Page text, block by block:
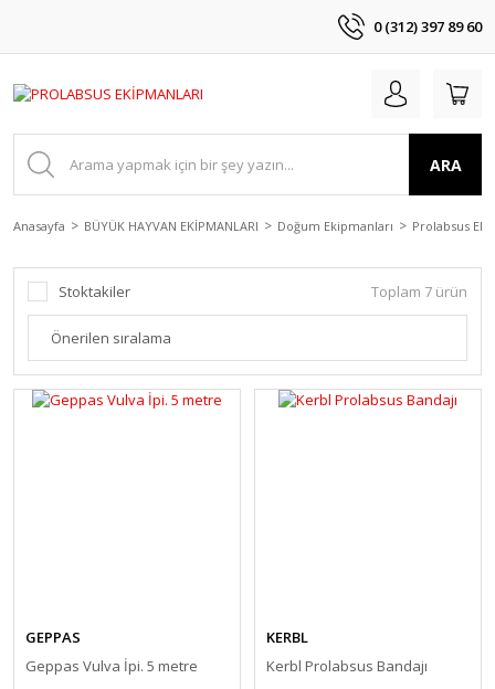
0 (312) 397 89 60
ARA
Anasayfa BÜYÜK HAYVAN EKİPMANLARI Doğum Ekipmanları Prolabsus
Stoktakiler Toplam 7 ürün
GEPPAS
Geppas Vulva İpi. 5 metre
KERBL
Kerbl Prolabsus Bandajı